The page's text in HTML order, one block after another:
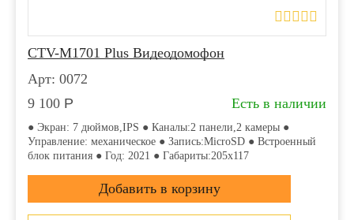
CTV-M1701 Plus Видеодомофон
Арт: 0072
9 100 Р Есть в наличии
● Экран: 7 дюймов,IPS ● Каналы:2 панели,2 камеры ●
Управление: механическое ● Запись:MicroSD ● Встроенный
блок питания ● Год: 2021 ● Габариты:205x117